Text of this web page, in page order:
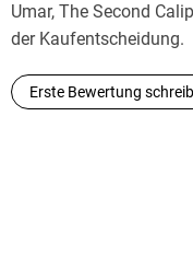
Umar, The Second
der Kaufentscheidung.
Erste Bewertung